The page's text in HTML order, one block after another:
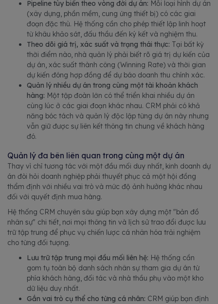
Pipeline tùy biến theo vòng đời dự án: Mỗi loại hình dự án
(xây dựng, phần mềm, cung ứng thiết bị) có các giai
đoạn đặc thù. Hệ thống cần cho phép thiết lập linh hoạt
từ khâu khảo sát, đấu thầu đến ký kết và nghiệm thu.
Theo dõi giá trị, xác suất và trạng thái thực: Tại bất kỳ
thời điểm nào, nhà quản lý phải biết rõ giá trị dự kiến của
dự án, xác suất thành công (Winning Rate) và thời gian
dự kiến đóng hợp đồng để dự báo doanh thu chính xác.
Quản lý nhiều dự án trong cùng một tài khoản khách
hàng: Một tập đoàn lớn có thể triển khai nhiều dự án
cùng lúc ở các giai đoạn khác nhau. CRM phải có khả
năng bóc tách và quản lý độc lập từng dự án này nhưng
vẫn giữ được sự liên kết thông tin chung về khách hàng
đó.
Quản lý đa bên liên quan trong cùng một dự án
Thay vì chỉ tương tác với một đầu mối duy nhất, kinh doanh dự
án đòi hỏi doanh nghiệp phải thuyết phục cả một hội đồng
thẩm định với nhiều vai trò và mức độ ảnh hưởng khác nhau
đối với quyết định mua hàng.
Hệ thống CRM chuyên sâu giúp bạn xây dựng một "bản đồ
nhân sự" chi tiết, nơi mọi thông tin và lịch sử trao đổi được lưu
trữ tập trung để phục vụ chiến lược cá nhân hóa trải nghiệm
cho từng đối tượng.
Lưu trữ tập trung mọi đầu mối liên hệ: Hệ thống cần
gom tụ toàn bộ danh sách nhân sự tham gia dự án từ
phía khách hàng, đối tác và nhà thầu phụ vào một kho
dữ liệu duy nhất.
Gắn vai trò cụ thể cho từng cá nhân: CRM giúp bạn định